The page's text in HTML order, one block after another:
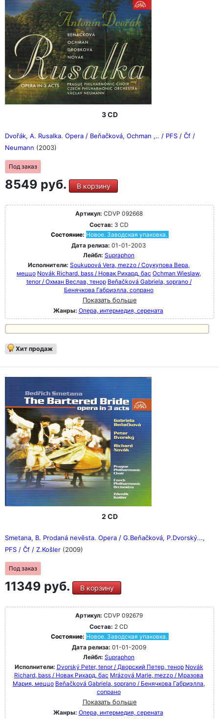
3 CD
Dvořák, A. Rusalka. Opera / Beňačková, Ochman ,.. / PFS / Čf /
Neumann (2003)
Под заказ
8549 руб. В корзину
Артикул: CDVP 092668
Состав: 3 CD
Состояние: Новое. Заводская упаковка.
Дата релиза: 01-01-2003
Лейбл: Supraphon
Исполнители: Soukupová Vera, mezzo / Соукупова Вера,
меццо Novák Richard, bass / Новак Рихард, бас Ochman Wieslaw,
tenor / Охман Веслав, тенор Beňačková Gabriela, soprano /
Бенячкова Габриэлла, сопрано
Показать больше
Жанры: Опера, интермедия, серената
Хит продаж
2 CD
Smetana, B. Prodaná nevěsta. Opera / G.Beňačková, P.Dvorský...,
PFS / Čf / Z.Košler (2009)
Под заказ
11349 руб. В корзину
Артикул: CDVP 092679
Состав: 2 CD
Состояние: Новое. Заводская упаковка.
Дата релиза: 01-01-2009
Лейбл: Supraphon
Исполнители: Dvorský Peter, tenor / Дворский Петер, тенор Novák
Richard, bass / Новак Рихард, бас Mrázová Marie, mezzo / Мразова
Мария, меццо Beňačková Gabriela, soprano / Бенячкова Габриэлла,
сопрано
Показать больше
Жанры: Опера, интермедия, серената